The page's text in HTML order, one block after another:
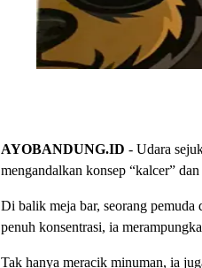
AYOBANDUNG.ID - Udara
mengandalkan konsep “kalcer” dan
Di balik meja bar, seorang pemuda
penuh konsentrasi, ia
Tak hanya meracik minuman, ia